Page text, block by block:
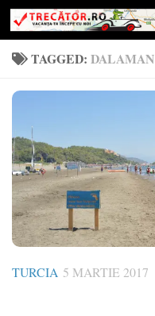
Skip to content
TAGGED: DALAMAN
TURCIA 5 MARTIE 2017